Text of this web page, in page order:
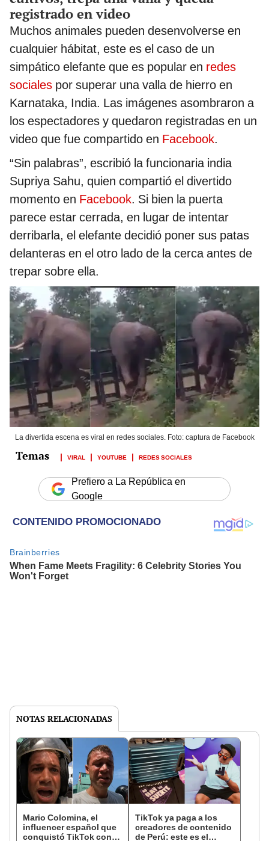
registrado en video
Muchos animales pueden desenvolverse en
cualquier hábitat, este es el caso de un
simpático elefante que es popular en redes
sociales por superar una valla de hierro en
Karnataka, India. Las imágenes asombraron a
los espectadores y quedaron registradas en un
video que fue compartido en Facebook.
“Sin palabras”, escribió la funcionaria india
Supriya Sahu, quien compartió el divertido
momento en Facebook. Si bien la puerta
parece estar cerrada, en lugar de intentar
derribarla, el elefante decidió poner sus patas
delanteras en el otro lado de la cerca antes de
trepar sobre ella.
La divertida escena es viral en redes sociales. Foto: captura de Facebook
VIRAL YOUTUBE REDES SOCIALES
Prefiero a La República en
Google
NOTAS RELACIONADAS
Mario Colomina, el
influencer español que
conquistó TikTok con
TikTok ya paga a los
creadores de contenido
de Perú: este es el